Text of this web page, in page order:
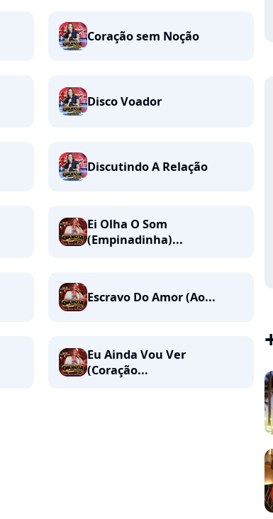
Coração sem Noção
Disco Voador
Discutindo A Relação
Ei Olha O Som
(Empinadinha)...
Escravo Do Amor (Ao...
Eu Ainda Vou Ver
(Coração...